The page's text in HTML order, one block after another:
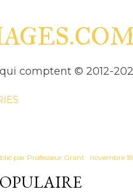
comptent © 2012-
par Professeur Grant novembre